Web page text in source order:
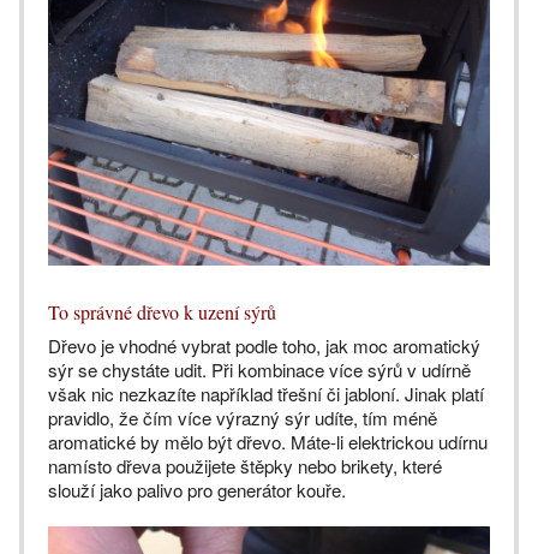
To správné dřevo k uzení sýrů
Dřevo je vhodné vybrat podle toho, jak moc aromatický
sýr se chystáte udit. Při kombinace více sýrů v udírně
však nic nezkazíte například třešní či jabloní. Jinak platí
pravidlo, že čím více výrazný sýr udíte, tím méně
aromatické by mělo být dřevo. Máte-li elektrickou udírnu
namísto dřeva použijete štěpky nebo brikety, které
slouží jako palivo pro generátor kouře.